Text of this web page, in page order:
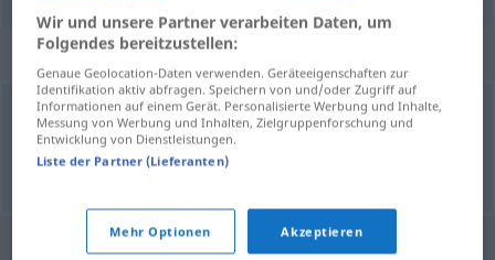
Synonyme für "spydig"
uppkäftig,illvillig,fräck,sarkastisk,hånfull
Wir und unsere Partner verarbeiten Daten, um
Folgendes bereitzustellen:
Genaue Geolocation-Daten verwenden. Geräteeigenschaften zur
Identifikation aktiv abfragen. Speichern von und/oder Zugriff auf
Informationen auf einem Gerät. Personalisierte Werbung und Inhalte,
Messung von Werbung und Inhalten, Zielgruppenforschung und
Entwicklung von Dienstleistungen.
Liste der Partner (Lieferanten)
Mehr Optionen Akzeptieren